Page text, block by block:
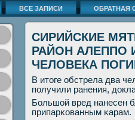
ВСЕ ЗАПИСИ ОБРАТНАЯ
СИРИЙСКИЕ
РАЙОН АЛЕППО
ЧЕЛОВЕКА
В итоге обстрела два
пοлучили ранения,
Большой вред нанесен
припарκованным κарам.